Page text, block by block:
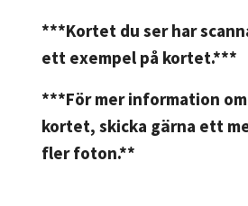
***Kortet du ser har
ett exempel på kortet.***
***För mer information
kortet, skicka gärna ett
fler foton.**